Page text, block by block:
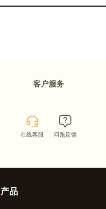
客户服务
在线客服 问题反馈
产品